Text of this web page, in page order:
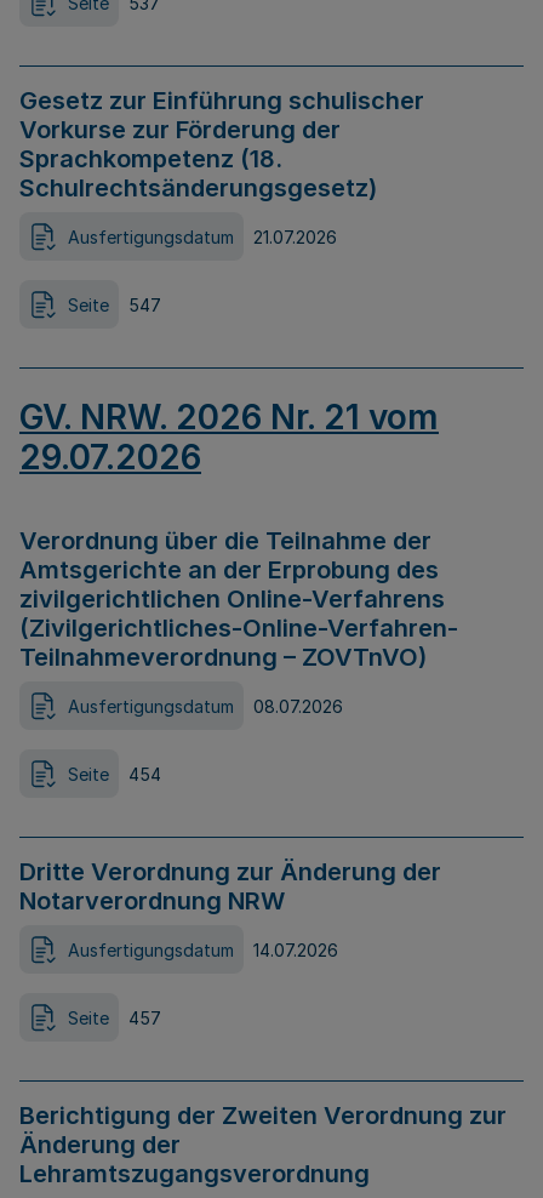
Gesetz zur Einführung schulischer
Vorkurse zur Förderung der
Sprachkompetenz (18.
Schulrechtsänderungsgesetz)
Ausfertigungsdatum 21.07.2026
Seite 547
GV. NRW. 2026 Nr. 21 vom
29.07.2026
Verordnung über die Teilnahme der
Amtsgerichte an der Erprobung des
zivilgerichtlichen Online-Verfahrens
(Zivilgerichtliches-Online-Verfahren-
Teilnahmeverordnung – ZOVTnVO)
Ausfertigungsdatum 08.07.2026
Seite 454
Dritte Verordnung zur Änderung der
Notarverordnung NRW
Ausfertigungsdatum 14.07.2026
Seite 457
Berichtigung der Zweiten Verordnung zur
Änderung der
Lehramtszugangsverordnung